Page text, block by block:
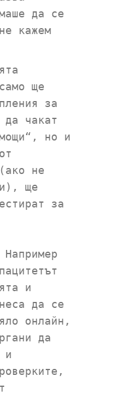
да се
кажем
ще
за
да чакат
но и
не
ще
за
и
да се
онлайн,
да
и